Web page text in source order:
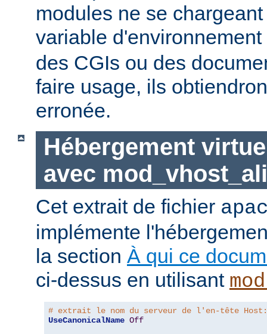
modules ne se
variable d'environnement
des CGIs ou des
faire usage, ils
erronée.
Hébergement
avec
Cet extrait de fichier
implémente
la section À qui ce
ci-dessus en utilisant
# extrait le nom du serveur de l'en-tête Host:
UseCanonicalName Off